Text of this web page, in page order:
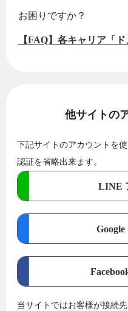
お困りですか？
【FAQ】各キャリア「
他サイトの
下記サイトのアカウントを
認証を省略出来ます。
LINE
当サイトではお客様が接続